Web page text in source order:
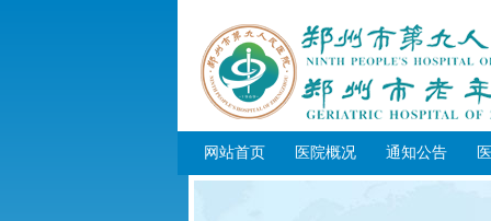
网站首页 医院概况 通知公告